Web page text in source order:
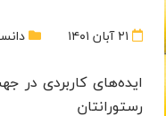
۲۱ آبان ۱۴۰۱
ایده‌های کاربردی در
رستورانتان